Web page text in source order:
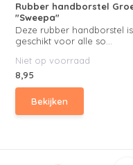
Rubber handborstel
"Sweepa"
Deze rubber handborstel is
geschikt voor alle so...
Niet op voorraad
8,95
Bekijken